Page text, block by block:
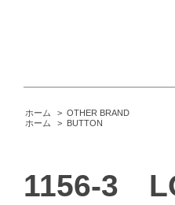
ホーム > OTHER BRAND
ホーム
> BUTTON
1156-3